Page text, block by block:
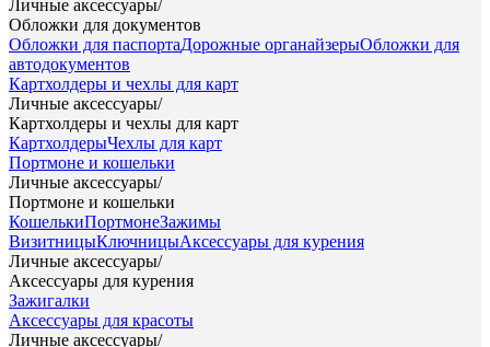
Личные аксессуары/
Обложки для документов
Обложки для паспортаДорожные органайзерыОбложки для
автодокументов
Картхолдеры и чехлы для карт
Личные аксессуары/
Картхолдеры и чехлы для карт
КартхолдерыЧехлы для карт
Портмоне и кошельки
Личные аксессуары/
Портмоне и кошельки
КошелькиПортмонеЗажимы
ВизитницыКлючницыАксессуары для курения
Личные аксессуары/
Аксессуары для курения
Зажигалки
Аксессуары для красоты
Личные аксессуары/